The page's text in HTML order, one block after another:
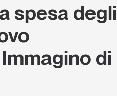
spesa degli
di